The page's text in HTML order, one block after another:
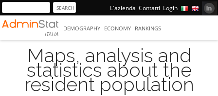
L'azienda Contatti Login
ITALIA
DEMOGRAPHY ECONOMY RANKINGS
Maps, analysis and
statistics about the
resident population